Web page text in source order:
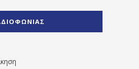
" artist="" ]